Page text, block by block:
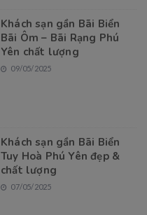
Khách sạn gần Bãi Biển
Bãi Ôm – Bãi Rạng Phú
Yên chất lượng
09/05/2025
Khách sạn gần Bãi Biển
Tuy Hoà Phú Yên đẹp &
chất lượng
07/05/2025